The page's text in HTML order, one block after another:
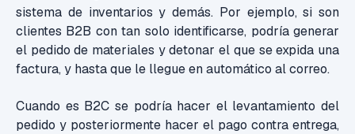
sistema de inventarios y demás. Por ejemplo, si son
clientes B2B con tan solo identificarse, podría generar
el pedido de materiales y detonar el que se expida una
factura, y hasta que le llegue en automático al correo.
Cuando es B2C se podría hacer el levantamiento del
pedido y posteriormente hacer el pago contra entrega,